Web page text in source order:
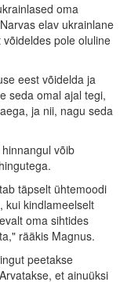
oma
elav ukrainlane
pole oluline
eest võidelda ja
seda omal ajal tegi,
ja nii, nagu seda
võib
täpselt ühtemoodi
kui kindlameelselt
oma sihtides
rääkis Magnus.
peetakse
et ainuüksi